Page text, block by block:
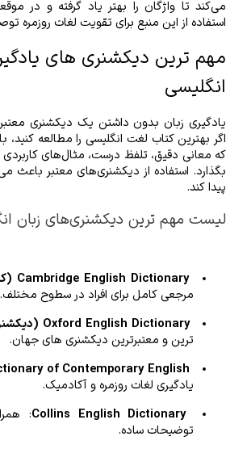
استفاده از این منبع برای تقویت لغات روزمره
انگلیسی
پیدا کند.
لیست مهم‌ ترین دیکشنری‌‌های زبان انگلیسی:
Cambridge English Dictionary (کت
مرجعی کامل برای افراد در سطوح مختلف.
Oxford English Dictionary (دیک
‌ترین و معتبرترین دیکشنری ‌های جهان.
of Contemporary English
یادگیری لغات روزمره و آکادمیک.
Collins English Dictionary
:
توضیحات ساده.